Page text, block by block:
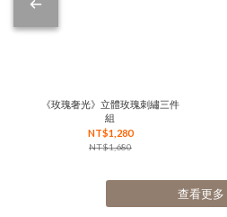
《玫瑰奢光》立體玫瑰刺繡三件
組
NT$1,280
NT$1,680
查看更多